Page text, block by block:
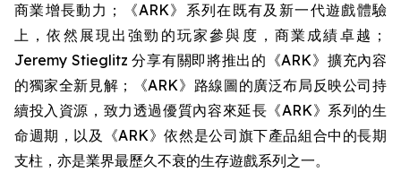
商業增長動力；《ARK》系列在既有及新一代遊戲體驗
上，依然展現出強勁的玩家參與度，商業成績卓越；
Jeremy Stieglitz 分享有關即將推出的《ARK》擴充內容
的獨家全新見解；《ARK》路線圖的廣泛布局反映公司持
續投入資源，致力透過優質內容來延長《ARK》系列的生
命週期，以及《ARK》依然是公司旗下產品組合中的長期
支柱，亦是業界最歷久不衰的生存遊戲系列之一。